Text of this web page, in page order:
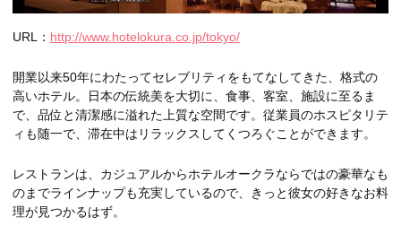
URL： http://www.hotelokura.co.jp/tokyo/
開業以来50年にわたってセレブリティをもてなしてきた、格式の
高いホテル。日本の伝統美を大切に、食事、客室、施設に至るま
で、品位と清潔感に溢れた上質な空間です。従業員のホスピタリテ
ィも随一で、滞在中はリラックスしてくつろぐことができます。
レストランは、カジュアルからホテルオークラならではの豪華なも
のまでラインナップも充実しているので、きっと彼女の好きなお料
理が見つかるはず。